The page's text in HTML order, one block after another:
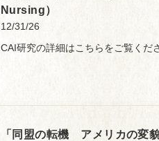
Nursing）
12/31/26
CAI研究の詳細はこちらをご覧くだ
「同盟の転機 アメリカの変